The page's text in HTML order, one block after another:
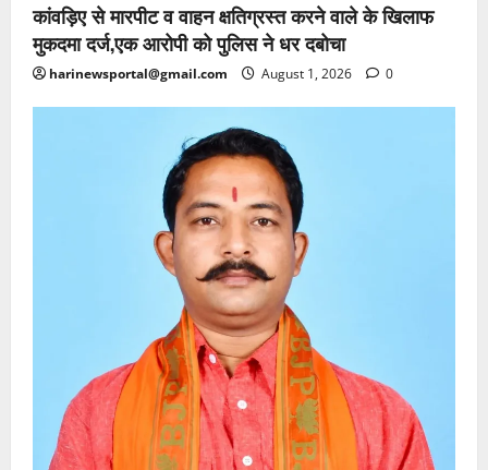
कांवड़िए से मारपीट व वाहन क्षतिग्रस्त करने वाले के खिलाफ
मुकदमा दर्ज,एक आरोपी को पुलिस ने धर दबोचा
harinewsportal@gmail.com August 1, 2026 0